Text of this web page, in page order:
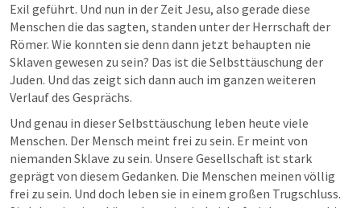
Exil geführt. Und nun in der Zeit Jesu, also gerade diese
Menschen die das sagten, standen unter der Herrschaft der
Römer. Wie konnten sie denn dann jetzt behaupten nie
Sklaven gewesen zu sein? Das ist die Selbsttäuschung der
Juden. Und das zeigt sich dann auch im ganzen weiteren
Verlauf des Gesprächs.
Und genau in dieser Selbsttäuschung leben heute viele
Menschen. Der Mensch meint frei zu sein. Er meint von
niemanden Sklave zu sein. Unsere Gesellschaft ist stark
geprägt von diesem Gedanken. Die Menschen meinen völlig
frei zu sein. Und doch leben sie in einem großen Trugschluss.